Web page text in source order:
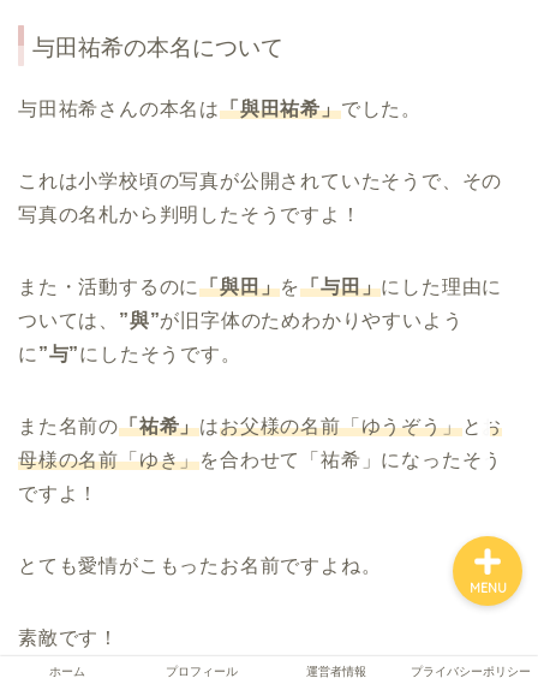
与田祐希の本名について
与田祐希さんの本名は「與田祐希」でした。
これは小学校頃の写真が公開されていたそうで、その
写真の名札から判明したそうですよ！
また・活動するのに「與田」を「与田」にした理由に
ついては、 ”與”が旧字体のためわかりやすいよう
に ”与”にしたそうです。
また名前の「祐希」はお父様の名前「ゆうぞう」と お
母様の名前「ゆき」を合わせて「祐希」になったそう
ですよ！
とても愛情がこもったお名前ですよね。
素敵です！
ホーム プロフィール 運営者情報 プライバシーポリシー
MENU
プロフィール
プライバシーポリシー